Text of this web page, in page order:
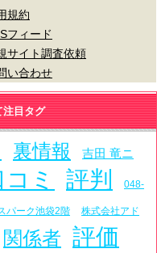
規約
フィード
サイト調査依頼
い合わせ
注目タグ
裏情報 吉田 竜ニ
コミ 評判 048-
パーク池袋2階 株式会社アド
関係者 評価